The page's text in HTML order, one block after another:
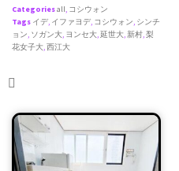
Categoriesall, コシウォン
Tags イデ, イファヨデ, コシウォン, シンチ
ョン, ソガン大, ヨンセ大,延世大,新村,梨
花女子大,西江大